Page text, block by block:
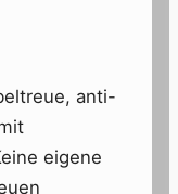
anti-
eigene